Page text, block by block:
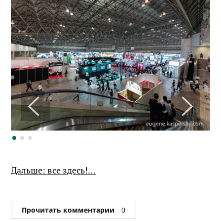
Дальше: все здесь!…
Прочитать комментарии 0